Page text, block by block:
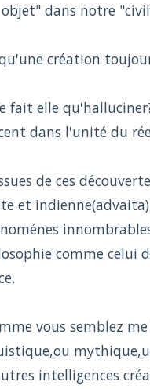
dans notre
création
fait elle
dans l'unité du
de ces
et
comme celui
vous semblez
intelligences